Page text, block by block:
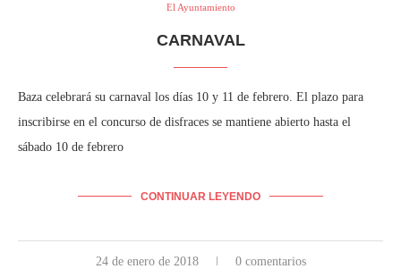
El Ayuntamiento
CARNAVAL
Baza celebrará su carnaval los días 10 y 11 de febrero. El plazo para
inscribirse en el concurso de disfraces se mantiene abierto hasta el
sábado 10 de febrero
CONTINUAR LEYENDO
24 de enero de 2018 0 comentarios